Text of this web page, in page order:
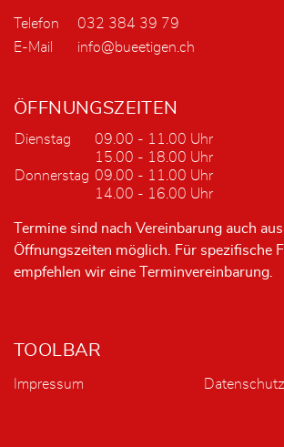
Telefon
032 384 39 79
E-Mail
info@bueetigen.ch
ÖFFNUNGSZEITEN
Dienstag
09.00 - 11.00 Uhr
15.00 - 18.00 Uhr
Donnerstag 09.00 - 11.00 Uhr
14.00 - 16.00 Uhr
Termine sind nach Vereinbarung auch
Öffnungszeiten möglich. Für spezifische
empfehlen wir eine Terminvereinbarung.
TOOLBAR
Impressum Datenschutz